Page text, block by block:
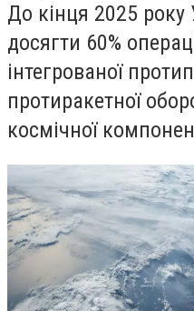
До кінця 2025 року
досягти 60%
інтегрованої
протиракетної
космічної